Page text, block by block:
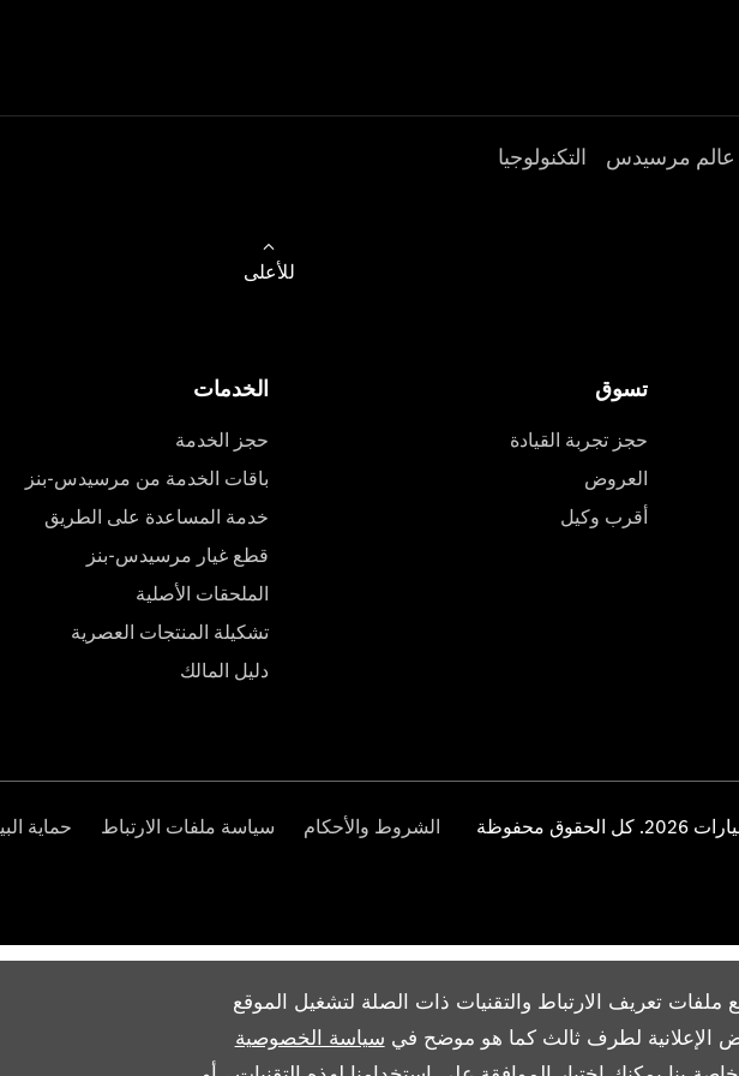
ملفات تعريف الارتباط والتقنيات ذات الصلة لتشغيل الموقع
الإعلانية لطرف ثالث كما هو موضح في سياسة الخصوصية
عالم مرسيدس التكنولوجيا
للأعلى
تسوق
حجز تجربة القيادة
العروض
أقرب وكيل
الخدمات
حجز الخدمة
باقات الخدمة من مرسيدس-بنز
خدمة المساعدة على الطريق
قطع غيار مرسيدس-بنز
الملحقات الأصلية
تشكيلة المنتجات العصرية
دليل المالك
محفوظة الشروط والأحكام سياسة ملفات الارتباط حماية